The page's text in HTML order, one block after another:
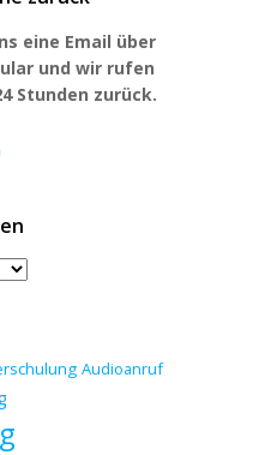
eine Email über
und wir rufen
Stunden zurück.
Audioanruf